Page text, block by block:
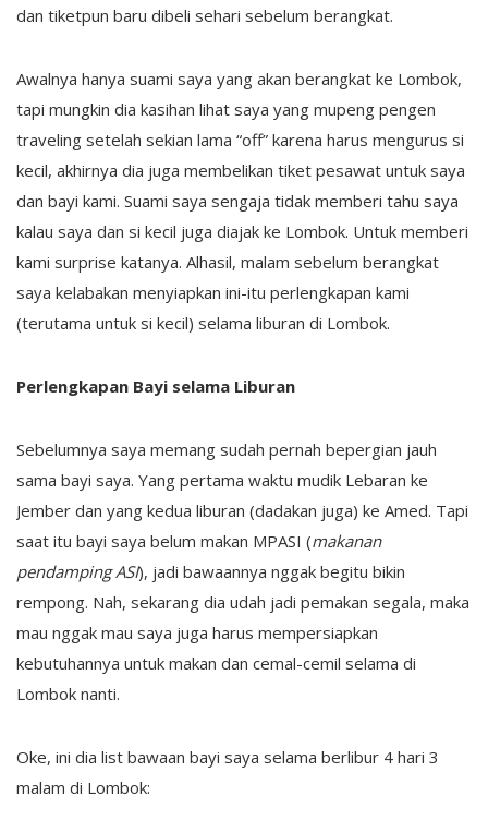
dan tiketpun baru dibeli sehari sebelum berangkat.
Awalnya hanya suami saya yang akan berangkat ke Lombok,
tapi mungkin dia kasihan lihat saya yang mupeng pengen
traveling setelah sekian lama “off” karena harus mengurus si
kecil, akhirnya dia juga membelikan tiket pesawat untuk saya
dan bayi kami. Suami saya sengaja tidak memberi tahu saya
kalau saya dan si kecil juga diajak ke Lombok. Untuk memberi
kami surprise katanya. Alhasil, malam sebelum berangkat
saya kelabakan menyiapkan ini-itu perlengkapan kami
(terutama untuk si kecil) selama liburan di Lombok.
Perlengkapan Bayi selama Liburan
Sebelumnya saya memang sudah pernah bepergian jauh
sama bayi saya. Yang pertama waktu mudik Lebaran ke
Jember dan yang kedua liburan (dadakan juga) ke Amed. Tapi
saat itu bayi saya belum makan MPASI (makanan
pendamping ASI), jadi bawaannya nggak begitu bikin
rempong. Nah, sekarang dia udah jadi pemakan segala, maka
mau nggak mau saya juga harus mempersiapkan
kebutuhannya untuk makan dan cemal-cemil selama di
Lombok nanti.
Oke, ini dia list bawaan bayi saya selama berlibur 4 hari 3
malam di Lombok: